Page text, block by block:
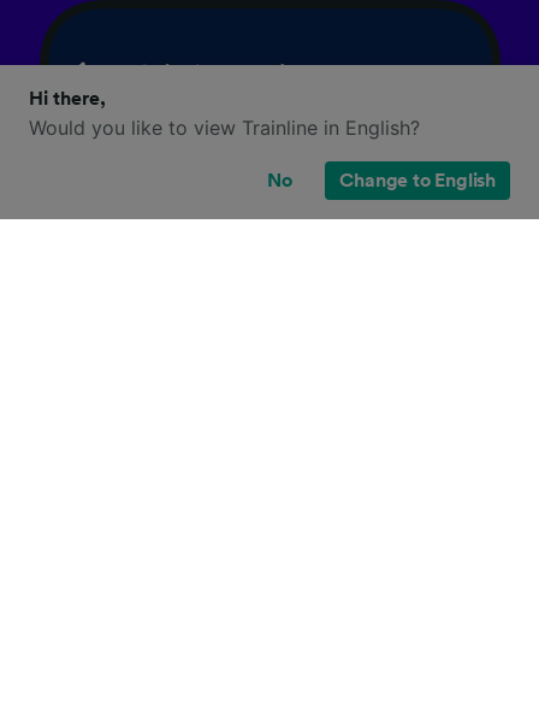
Hi there,
Would you like to view Trainline in English?
No Change to English